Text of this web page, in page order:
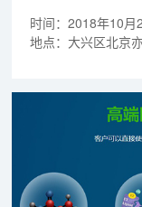
时间：2018年10
地点：大兴区北京